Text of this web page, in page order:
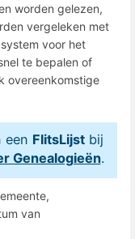
worden gelezen,
vergeleken met
voor het
te bepalen of
overeenkomstige
een FlitsLijstbij
Genealogieën.
van